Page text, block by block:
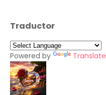
Traductor
Powered by Translate